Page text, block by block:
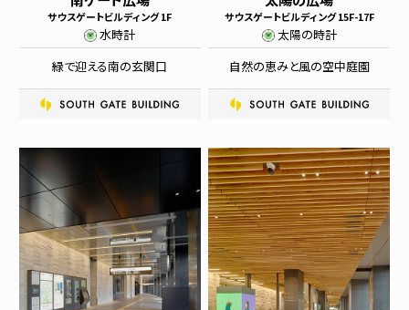
サウスゲートビルディング 1F
水時計
緑で迎える南の玄関口
サウスゲートビルディング 15F-17F
太陽の時計
自然の恵みと風の空中庭園